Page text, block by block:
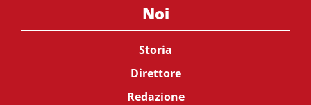
Noi
Storia
Direttore
Redazione